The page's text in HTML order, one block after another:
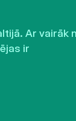
Ar vairāk
ir